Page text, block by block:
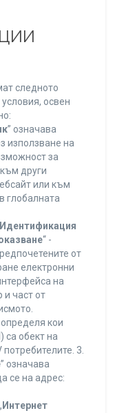
следното
освен
” означава
използване на
за
други
или към
глобалната
Идентификация
“ -
от
електронни
на
и част от
кои
са обект на
3.
” означава
се на адрес:
Интернет